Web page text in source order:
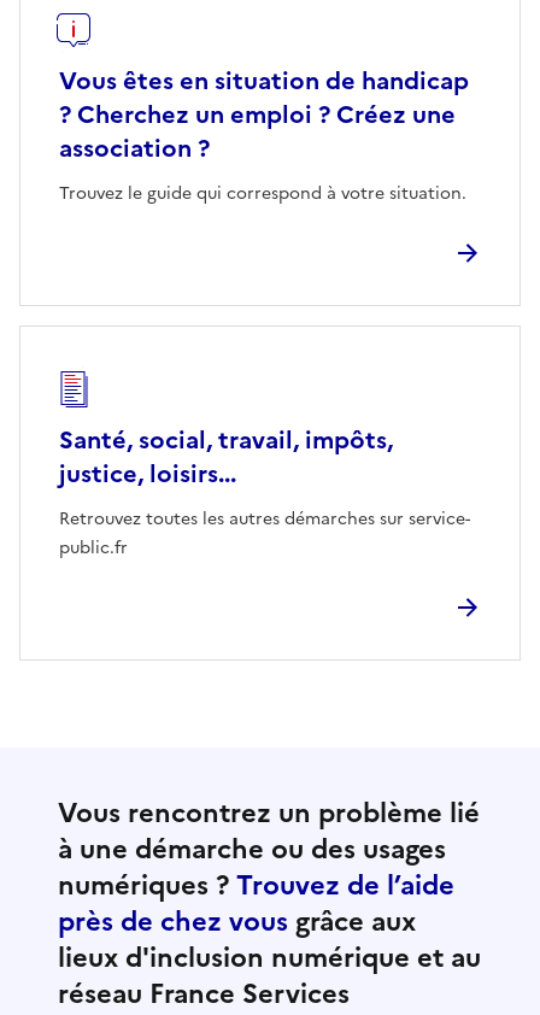
Vous êtes en situation de handicap
? Cherchez un emploi ? Créez une
association ?
Trouvez le guide qui correspond à votre situation.
Santé, social, travail, impôts,
justice, loisirs...
Retrouvez toutes les autres démarches sur service-
public.fr
Vous rencontrez un problème lié
à une démarche ou des usages
numériques ?Trouvez de l’aide
près de chez vous grâce aux
lieux d'inclusion numérique et au
réseau France Services